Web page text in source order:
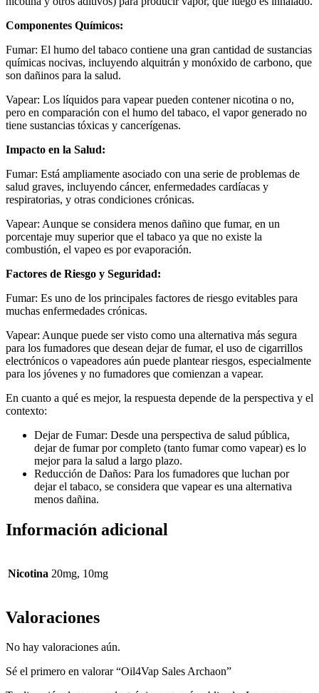
Componentes Químicos:
Fumar: El humo del tabaco contiene una gran cantidad de sustancias
químicas nocivas, incluyendo alquitrán y monóxido de carbono, que
son dañinos para la salud.
Vapear: Los líquidos para vapear pueden contener nicotina o no,
pero en comparación con el humo del tabaco, el vapor generado no
tiene sustancias tóxicas y cancerígenas.
Impacto en la Salud:
Fumar: Está ampliamente asociado con una serie de problemas de
salud graves, incluyendo cáncer, enfermedades cardíacas y
respiratorias, y otras condiciones crónicas.
Vapear: Aunque se considera menos dañino que fumar, en un
porcentaje muy superior que el tabaco ya que no existe la
combustión, el vapeo es por evaporación.
Factores de Riesgo y Seguridad:
Fumar: Es uno de los principales factores de riesgo evitables para
muchas enfermedades crónicas.
Vapear: Aunque puede ser visto como una alternativa más segura
para los fumadores que desean dejar de fumar, el uso de cigarrillos
electrónicos o vapeadores aún puede plantear riesgos, especialmente
para los jóvenes y no fumadores que comienzan a vapear.
En cuanto a qué es mejor, la respuesta depende de la perspectiva y el
contexto:
Dejar de Fumar: Desde una perspectiva de salud pública,
dejar de fumar por completo (tanto fumar como vapear) es lo
mejor para la salud a largo plazo.
Reducción de Daños: Para los fumadores que luchan por
dejar el tabaco, se considera que vapear es una alternativa
menos dañina.
Información adicional
Nicotina 20mg, 10mg
Valoraciones
No hay valoraciones aún.
Sé el primero en valorar “Oil4Vap Sales Archaon”